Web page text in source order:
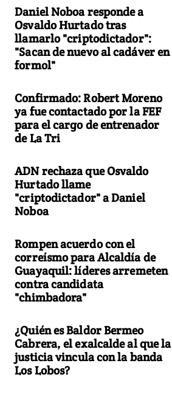
Daniel Noboa responde a
Osvaldo Hurtado tras
llamarlo "criptodictador":
"Sacan de nuevo al cadáver en
formol"
Confirmado: Robert Moreno
ya fue contactado por la FEF
para el cargo de entrenador
de La Tri
ADN rechaza que Osvaldo
Hurtado llame
"criptodictador" a Daniel
Noboa
Rompen acuerdo con el
correísmo para Alcaldía de
Guayaquil: líderes arremeten
contra candidata
"chimbadora"
¿Quién es Baldor Bermeo
Cabrera, el exalcalde al que la
justicia vincula con la banda
Los Lobos?